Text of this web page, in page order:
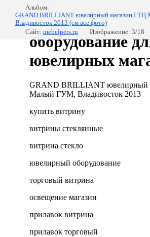
Альбом:
GRAND BRILLIANT ювелирный магазин I
Владивосток 2013 (см все фото)
Сайт: mebelpers.ru Изображение: 3/18
оборудование
ювелирных
GRAND BRILLIANT ювелирный
Малый ГУМ, Владивосток 2013
купить витрину
витрины стеклянные
витрина стекло
ювелирный оборудование
торговый витрина
освещение магазин
прилавок витрина
прилавок торговый